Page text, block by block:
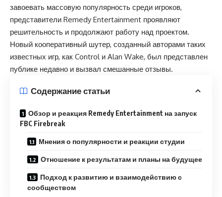
завоевать массовую популярность среди игроков,
представители Remedy Entertainment проявляют
решительность и продолжают работу над проектом.
Новый кооперативный шутер, созданный авторами таких
известных игр, как Control и Alan Wake, был представлен
публике недавно и вызвал смешанные отзывы.
Содержание статьи
Обзор и реакция Remedy Entertainment на запуск
FBC Firebreak
Мнения о популярности и реакции студии
Отношение к результатам и планы на будущее
Подход к развитию и взаимодействию с
сообществом